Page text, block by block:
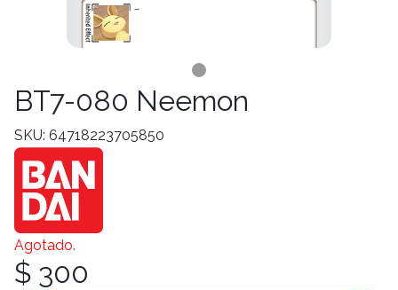
BT7-080 Neemon
SKU: 64718223705850
Agotado.
$ 300